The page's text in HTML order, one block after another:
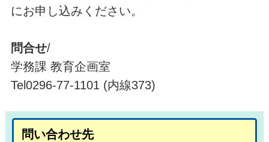
にお申し込みください。
問合せ/
学務課 教育企画室
Tel0296-77-1101 (内線373)
問い合わせ先